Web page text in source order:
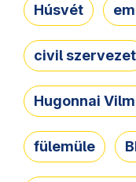
Húsvét
civil szervezet
Hugonnai
fülemüle